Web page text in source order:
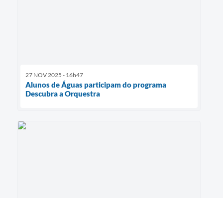
27 NOV 2025 - 16h47
Alunos de Águas participam do programa
Descubra a Orquestra